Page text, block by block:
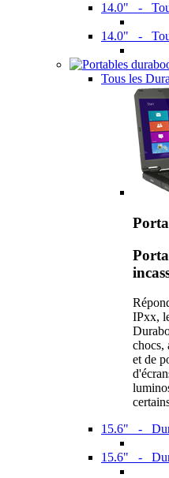
14.0" -
14.0" -
Tous les
IPxx,
chocs,
et de
15.6" -
15.6" -